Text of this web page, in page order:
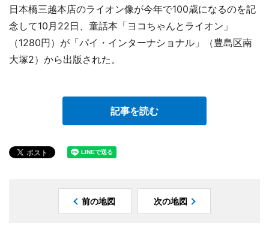
日本橋三越本店のライオン像が今年で100歳になるのを記
念して10月22日、童話本「ヨコちゃんとライオン」
（1280円）が「パイ・インターナショナル」（豊島区南
大塚2）から出版された。
記事を読む
前の地図 次の地図